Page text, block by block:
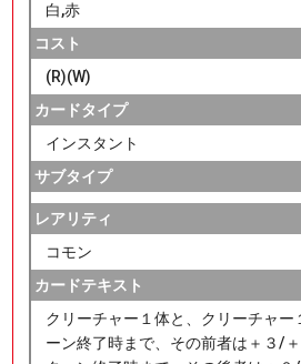
白,赤
コスト
(R)(W)
カードタイプ
インスタント
サブタイプ
レアリティ
コモン
カードテキスト
クリーチャー１体と、クリーチャー
ーン終了時まで、その前者は＋３/＋